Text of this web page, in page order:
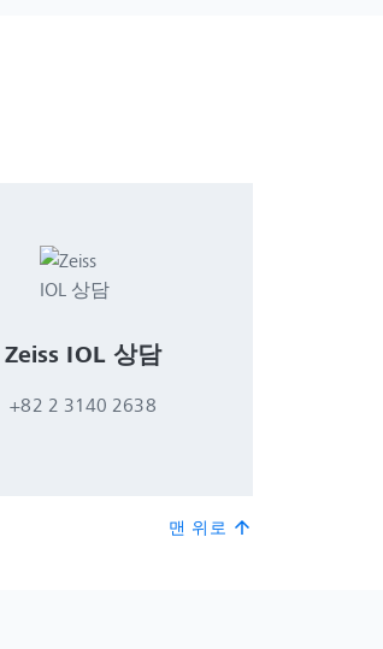
Zeiss IOL 상담
+82 2 3140 2638
맨 위로 arrow_upward